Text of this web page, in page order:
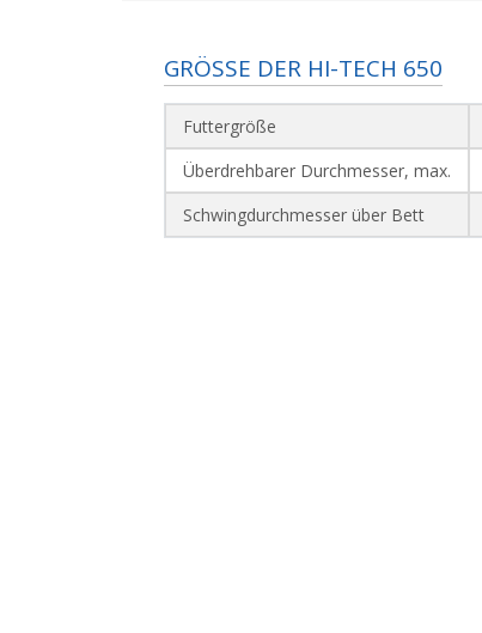
GRÖSSE DER HI-TECH 650
Futtergröße
Überdrehbarer Durchmesser, max.
Schwingdurchmesser über Bett